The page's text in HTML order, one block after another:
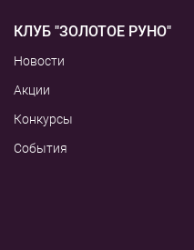
КЛУБ "ЗОЛОТОЕ РУНО"
Новости
Акции
Конкурсы
События